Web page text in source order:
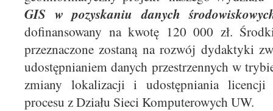
GIS w pozyskaniu danych
dofinansowany na kwotę 120 000 zł.
przeznaczone zostaną na rozwój dydaktyki
udostępnianiem danych przestrzennych w
zmiany lokalizacji i udostępniania licencji
procesu z Działu Sieci Komputerowych UW.